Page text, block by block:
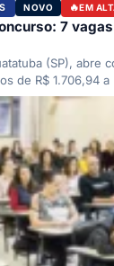
NOVO EM
7
(SP), abre
de R$ 1.706,94 a